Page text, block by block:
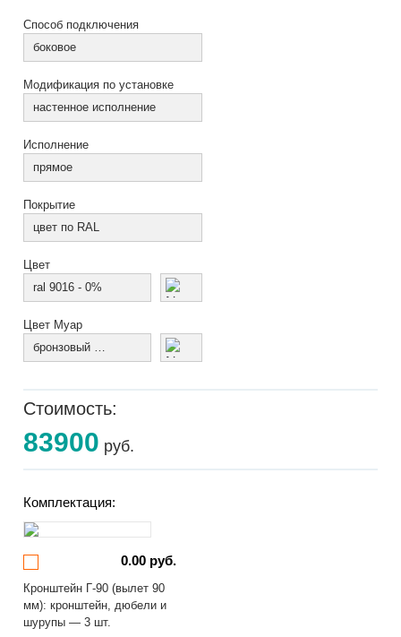
Способ подключения
боковое
Модификация по установке
настенное исполнение
Исполнение
прямое
Покрытие
цвет по RAL
Цвет
ral 9016 - 0%
Цвет Муар
бронзовый муар
Стоимость:
83900 руб.
Комплектация:
0.00 руб.
Кронштейн Г-90 (вылет 90
мм): кронштейн, дюбели и
шурупы — 3 шт.